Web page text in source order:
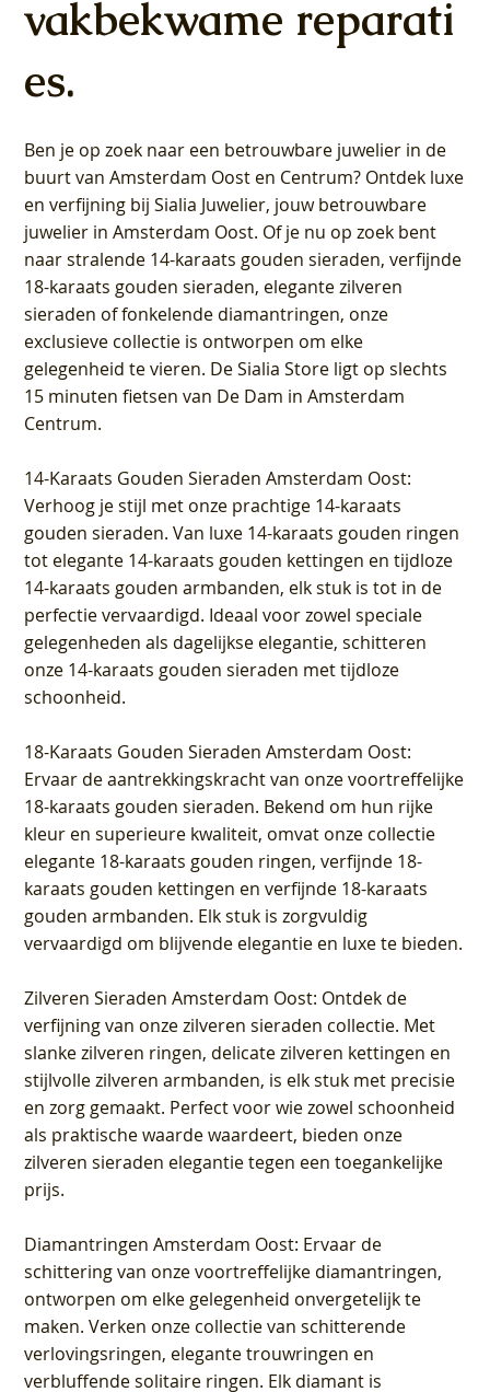
vakbekwame reparati
es.
Ben je op zoek naar een betrouwbare juwelier in de
buurt van Amsterdam Oost en Centrum? Ontdek luxe
en verfijning bij Sialia Juwelier, jouw betrouwbare
juwelier in Amsterdam Oost. Of je nu op zoek bent
naar stralende 14-karaats gouden sieraden, verfijnde
18-karaats gouden sieraden, elegante zilveren
sieraden of fonkelende diamantringen, onze
exclusieve collectie is ontworpen om elke
gelegenheid te vieren. De Sialia Store ligt op slechts
15 minuten fietsen van De Dam in Amsterdam
Centrum.
14-Karaats Gouden Sieraden Amsterdam Oost:
Verhoog je stijl met onze prachtige 14-karaats
gouden sieraden. Van luxe 14-karaats gouden ringen
tot elegante 14-karaats gouden kettingen en tijdloze
14-karaats gouden armbanden, elk stuk is tot in de
perfectie vervaardigd. Ideaal voor zowel speciale
gelegenheden als dagelijkse elegantie, schitteren
onze 14-karaats gouden sieraden met tijdloze
schoonheid.
18-Karaats Gouden Sieraden Amsterdam Oost:
Ervaar de aantrekkingskracht van onze voortreffelijke
18-karaats gouden sieraden. Bekend om hun rijke
kleur en superieure kwaliteit, omvat onze collectie
elegante 18-karaats gouden ringen, verfijnde 18-
karaats gouden kettingen en verfijnde 18-karaats
gouden armbanden. Elk stuk is zorgvuldig
vervaardigd om blijvende elegantie en luxe te bieden.
Zilveren Sieraden Amsterdam Oost: Ontdek de
verfijning van onze zilveren sieraden collectie. Met
slanke zilveren ringen, delicate zilveren kettingen en
stijlvolle zilveren armbanden, is elk stuk met precisie
en zorg gemaakt. Perfect voor wie zowel schoonheid
als praktische waarde waardeert, bieden onze
zilveren sieraden elegantie tegen een toegankelijke
prijs.
Diamantringen Amsterdam Oost: Ervaar de
schittering van onze voortreffelijke diamantringen,
ontworpen om elke gelegenheid onvergetelijk te
maken. Verken onze collectie van schitterende
verlovingsringen, elegante trouwringen en
verbluffende solitaire ringen. Elk diamant is